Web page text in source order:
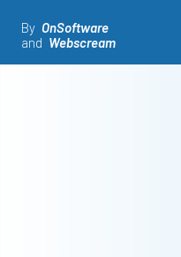
By OnSoftware
and Webscream